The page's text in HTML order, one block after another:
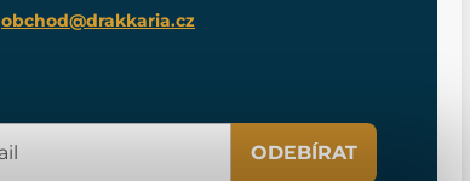
obchod@drakkaria.cz
ODEBÍRAT